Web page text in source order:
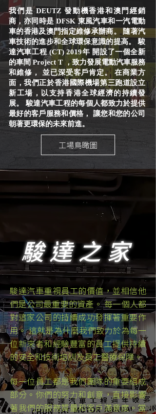
我們是 DEUTZ 發動機香港和澳門經銷
商，亦同時是 DFSK 東風汽車和一汽電動
車的香港及澳門指定維修承辦商。 隨著汽
車技術的進步和全球環保意識的提高。 駿
達汽車工程 (CT) 2019年 開設了一個全新
的車間 Project T ，致力發展電動汽車服務
和維修， 並已深受客戶肯定。 在商業方
面，我們正於香港國際機場第三跑道設立
新工場，以支持香港全球經濟的持續發
展。 駿達汽車工程的每個人都致力於提供
最好的客戶服務和價格， 讓您和您的公司
朝著更環保的未來前進。
工場鳥瞰圖
駿達之家
駿達汽車重視員工的價值，並相信他
們是公司最重要的資產。 每一個人都
對這家公司的持續成功發揮著重要作
用。 這就是為什麼我們致力於為每一
位新來者和經驗豐富的員工提供持續
的安全和技術培訓及員工醫療保障。
每一位員工都是我們團隊的重要組成
部分。你們的努力和創意，直接影響
著我們的服務質量和客戶滿意度。當